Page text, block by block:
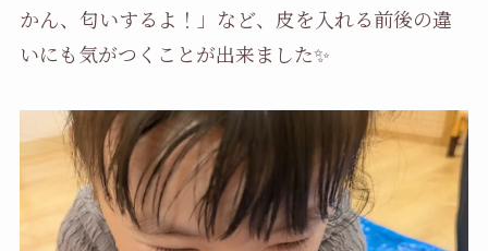
かん、匂いするよ！」など、皮を入れる前後の違
いにも気がつくことが出来ました✨